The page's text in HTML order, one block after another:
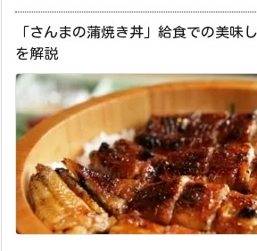
「さんまの蒲焼き丼」給食での美味
を解説